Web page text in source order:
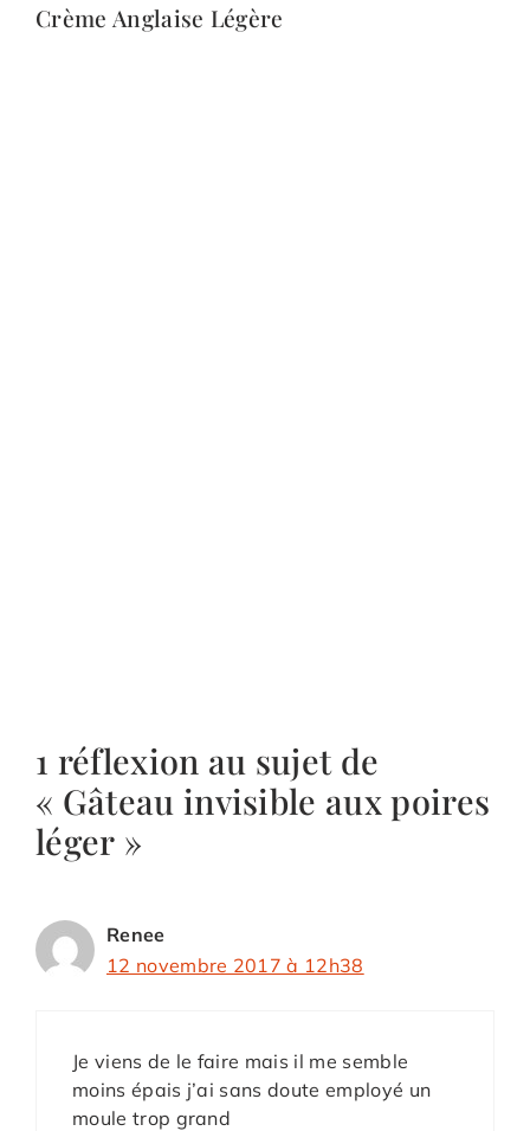
Crème Anglaise Légère
1 réflexion au sujet de
« Gâteau invisible aux poires
léger »
Renee
12 novembre 2017 à 12h38
Je viens de le faire mais il me semble
moins épais j’ai sans doute employé un
moule trop grand